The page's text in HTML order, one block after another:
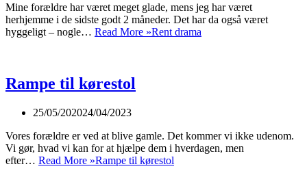
Mine forældre har været meget glade, mens jeg har været
herhjemme i de sidste godt 2 måneder. Det har da også været
hyggeligt – nogle… Read More »Rent drama
Rampe til kørestol
25/05/202024/04/2023
Vores forældre er ved at blive gamle. Det kommer vi ikke udenom.
Vi gør, hvad vi kan for at hjælpe dem i hverdagen, men
efter… Read More »Rampe til kørestol